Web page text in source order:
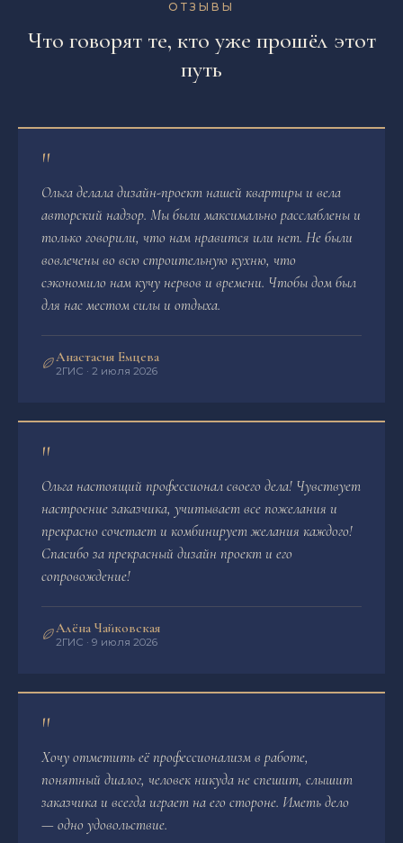
ОТЗЫВЫ
Что говорят те, кто уже прошёл этот
путь
"
Ольга делала дизайн-проект нашей квартиры и вела
авторский надзор. Мы были максимально расслаблены и
только говорили, что нам нравится или нет. Не были
вовлечены во всю строительную кухню, что
сэкономило нам кучу нервов и времени. Чтобы дом был
для нас местом силы и отдыха.
Анастасия Емцева
2ГИС · 2 июля 2026
"
Ольга настоящий профессионал своего дела! Чувствует
настроение заказчика, учитывает все пожелания и
прекрасно сочетает и комбинирует желания каждого!
Спасибо за прекрасный дизайн проект и его
сопровождение!
Алёна Чайковская
2ГИС · 9 июля 2026
"
Хочу отметить её профессионализм в работе,
понятный диалог, человек никуда не спешит, слышит
заказчика и всегда играет на его стороне. Иметь дело
— одно удовольствие.